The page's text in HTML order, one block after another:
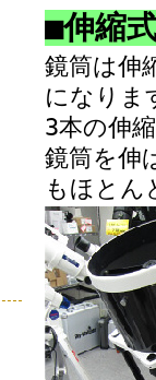
■伸縮
鏡筒は伸
になりま
3本の伸
鏡筒を伸
もほとん